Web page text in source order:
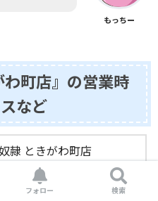
もっちー
わ町店』の営業時
など
隷 ときがわ町店
がわ町本郷930-1 ときたま
フォロー 検索